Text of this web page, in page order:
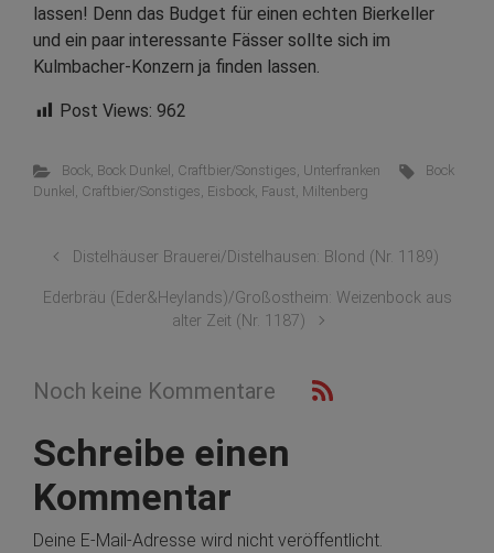
lassen! Denn das Budget für einen echten Bierkeller
und ein paar interessante Fässer sollte sich im
Kulmbacher-Konzern ja finden lassen.
Post Views: 962
Bock, Bock Dunkel , Craftbier/Sonstiges, Unterfranken
Bock
Dunkel , Craftbier/Sonstiges, Eisbock, Faust, Miltenberg
Distelhäuser Brauerei/Distelhausen: Blond (Nr. 1189)
Ederbräu (Eder&Heylands)/Großostheim: Weizenbock aus
alter Zeit (Nr. 1187)
Noch keine Kommentare
Schreibe einen
Kommentar
Deine E-Mail-Adresse wird nicht veröffentlicht.